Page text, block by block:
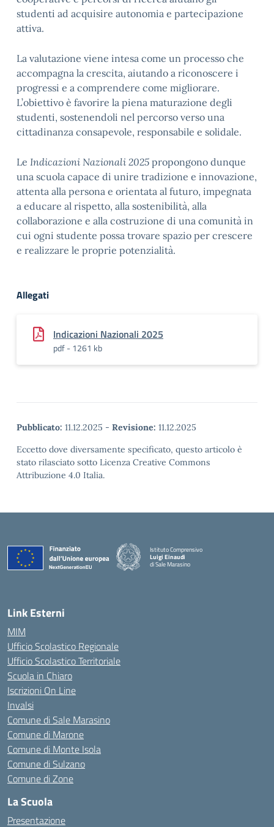
studenti ad acquisire autonomia e partecipazione
attiva.
La valutazione viene intesa come un processo che
accompagna la crescita, aiutando a riconoscere i
progressi e a comprendere come migliorare.
L’obiettivo è favorire la piena maturazione degli
studenti, sostenendoli nel percorso verso una
cittadinanza consapevole, responsabile e solidale.
Le Indicazioni Nazionali 2025 propongono dunque
una scuola capace di unire tradizione e innovazione,
attenta alla persona e orientata al futuro, impegnata
a educare al rispetto, alla sostenibilità, alla
collaborazione e alla costruzione di una comunità in
cui ogni studente possa trovare spazio per crescere
e realizzare le proprie potenzialità.
Allegati
Indicazioni Nazionali 2025
pdf - 1261 kb
Pubblicato: 11.12.2025 - Revisione: 11.12.2025
Eccetto dove diversamente specificato, questo articolo è
stato rilasciato sotto Licenza Creative Commons
Attribuzione 4.0 Italia.
Istituto Comprensivo
Luigi Einaudi
di Sale Marasino
Link Esterni
MIM
Ufficio Scolastico Regionale
Ufficio Scolastico Territoriale
Scuola in Chiaro
Iscrizioni On Line
Invalsi
Comune di Sale Marasino
Comune di Marone
Comune di Monte Isola
Comune di Sulzano
Comune di Zone
La Scuola
Presentazione